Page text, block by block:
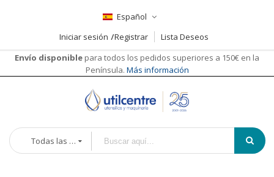
Español
Iniciar sesión
Registrar
Lista Deseos
Envío disponible para todos los pedidos superiores a 150€ en la
Península. Más información
Todas las categorías